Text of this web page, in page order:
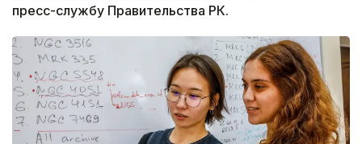
пресс-службу Правительства РК.